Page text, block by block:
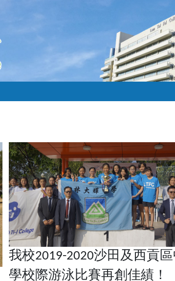
我校2019-2020沙田及西貢區
學校際游泳比賽再創佳績！